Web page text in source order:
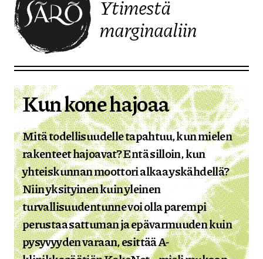
Ytimestä
marginaaliin
Kun kone hajoaa
Mitä todellisuudelle tapahtuu, kun mielen
rakenteet hajoavat? Entä silloin, kun
yhteiskunnan moottori alkaa yskähdellä?
Niin yksityinen kuin yleinen
turvallisuudentunne voi olla parempi
perustaa sattuman ja epävarmuuden kuin
pysyvyyden varaan, esittää A-